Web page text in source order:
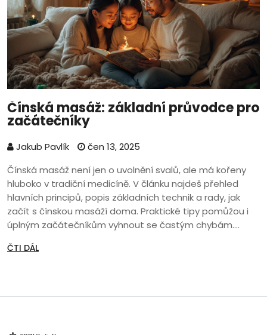
Čínská masáž: základní průvodce pro
začátečníky
Jakub Pavlík
čen 13, 2025
Čínská masáž není jen o uvolnění svalů, ale má kořeny
hluboko v tradiční medicíně. V článku najdeš přehled
hlavních principů, popis základních technik a rady, jak
začít s čínskou masáží doma. Praktické tipy pomůžou i
úplným začátečníkům vyhnout se častým chybám.
Prostě jasný průvodce pro každého, kdo chce zkusit
ČTI DÁL